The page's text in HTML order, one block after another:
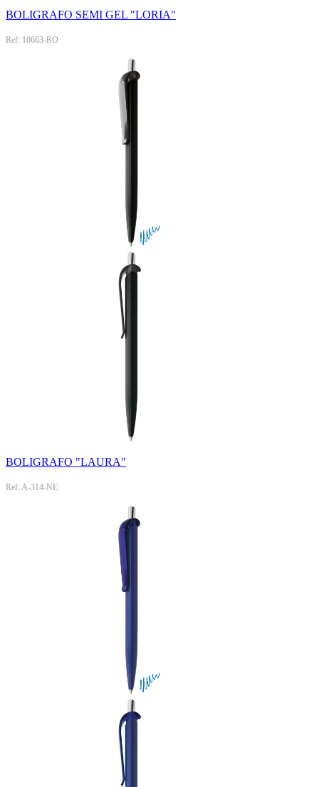
BOLIGRAFO SEMI GEL "LORIA"
Ref: 10663-RO
BOLIGRAFO "LAURA"
Ref: A-314-NE